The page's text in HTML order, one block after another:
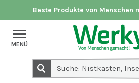
Beste Produkte von Menschen
MENÜ